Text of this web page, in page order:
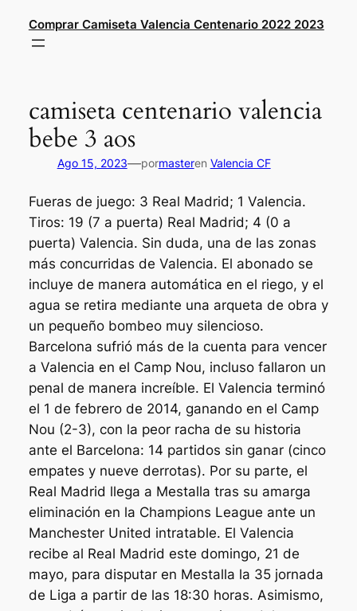
contenido
Comprar Camiseta Valencia Centenario 2022 2023
camiseta centenario valencia
bebe 3 aos
Ago 15, 2023—pormasteren Valencia CF
Fueras de juego: 3 Real Madrid; 1 Valencia.
Tiros: 19 (7 a puerta) Real Madrid; 4 (0 a
puerta) Valencia. Sin duda, una de las zonas
más concurridas de Valencia. El abonado se
incluye de manera automática en el riego, y el
agua se retira mediante una arqueta de obra y
un pequeño bombeo muy silencioso.
Barcelona sufrió más de la cuenta para vencer
a Valencia en el Camp Nou, incluso fallaron un
penal de manera increíble. El Valencia terminó
el 1 de febrero de 2014, ganando en el Camp
Nou (2-3), con la peor racha de su historia
ante el Barcelona: 14 partidos sin ganar (cinco
empates y nueve derrotas). Por su parte, el
Real Madrid llega a Mestalla tras su amarga
eliminación en la Champions League ante un
Manchester United intratable. El Valencia
recibe al Real Madrid este domingo, 21 de
mayo, para disputar en Mestalla la 35 jornada
de Liga a partir de las 18:30 horas. Asimismo,